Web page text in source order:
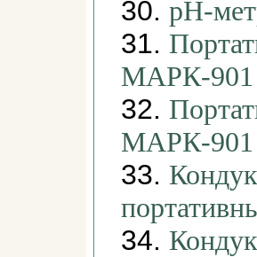
30. pH-
31.
МАРК-901
32.
МАРК-901
33.
34.